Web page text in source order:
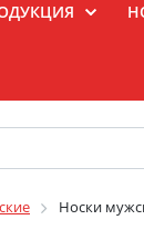
Носки